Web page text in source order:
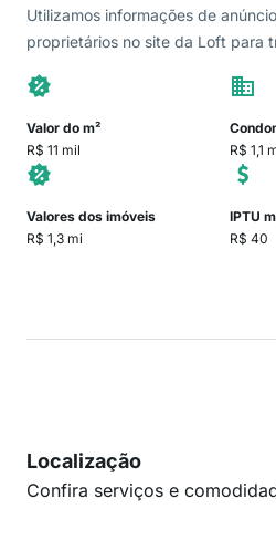
Utilizamos informações de
proprietários no site da Loft para
Valor do m²
R$ 11 mil
R$ 1,1
Valores dos imóveis
R$ 1,3 mi
IPTU
R$ 40
Localização
Confira serviços e